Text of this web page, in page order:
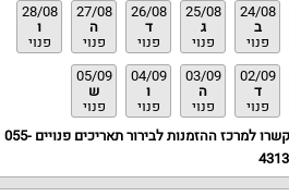
24/08
ב
פנוי
25/08
ג
פנוי
26/08
ד
פנוי
27/08
ה
פנוי
28/08
ו
פנוי
02/09
ד
פנוי
03/09
ה
פנוי
04/09
ו
פנוי
05/09
ש
פנוי
למרכז ההזמנות לבירור תאריכים פנויים 055-